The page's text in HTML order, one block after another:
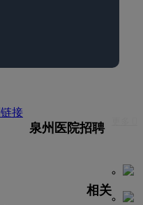
接
泉州医院招聘
相关